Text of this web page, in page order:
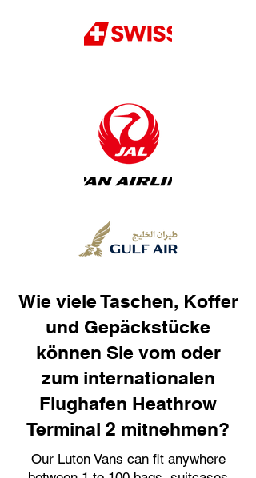
Wie viele Taschen, Koffer
und Gepäckstücke
können Sie vom oder
zum internationalen
Flughafen Heathrow
Terminal 2 mitnehmen?
Our Luton Vans can fit anywhere